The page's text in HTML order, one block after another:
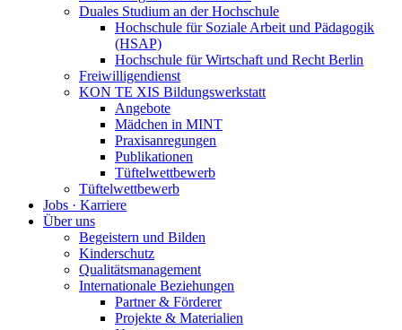
Duales Studium an der Hochschule
Hochschule für Soziale Arbeit und Pädagogik
(HSAP)
Hochschule für Wirtschaft und Recht Berlin
Freiwilligendienst
KON TE XIS Bildungswerkstatt
Angebote
Mädchen in MINT
Praxisanregungen
Publikationen
Tüftelwettbewerb
Tüftelwettbewerb
Jobs · Karriere
Über uns
Begeistern und Bilden
Kinderschutz
Qualitätsmanagement
Internationale Beziehungen
Partner & Förderer
Projekte & Materialien